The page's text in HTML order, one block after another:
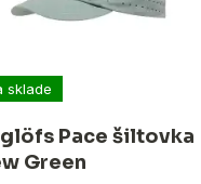
sklade
Pace šiltovka
Green